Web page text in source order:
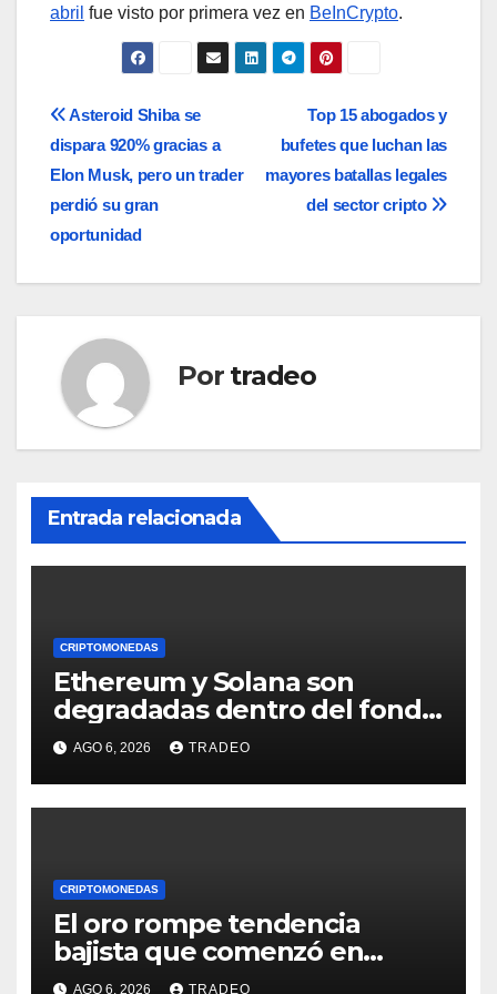
abril fue visto por primera vez en BeInCrypto.
Navegación
de
entradas
Top 15 abogados y
bufetes que luchan las
mayores batallas legales
del sector cripto
Asteroid Shiba se
dispara 920% gracias a
Elon Musk, pero un trader
perdió su gran
oportunidad
Por tradeo
Entrada relacionada
CRIPTOMONEDAS
Ethereum y Solana son
degradadas dentro del fondo
de Grayscale
AGO 6, 2026 TRADEO
CRIPTOMONEDAS
El oro rompe tendencia
bajista que comenzó en
enero de 2026, ¿qué sigue?
AGO 6, 2026 TRADEO